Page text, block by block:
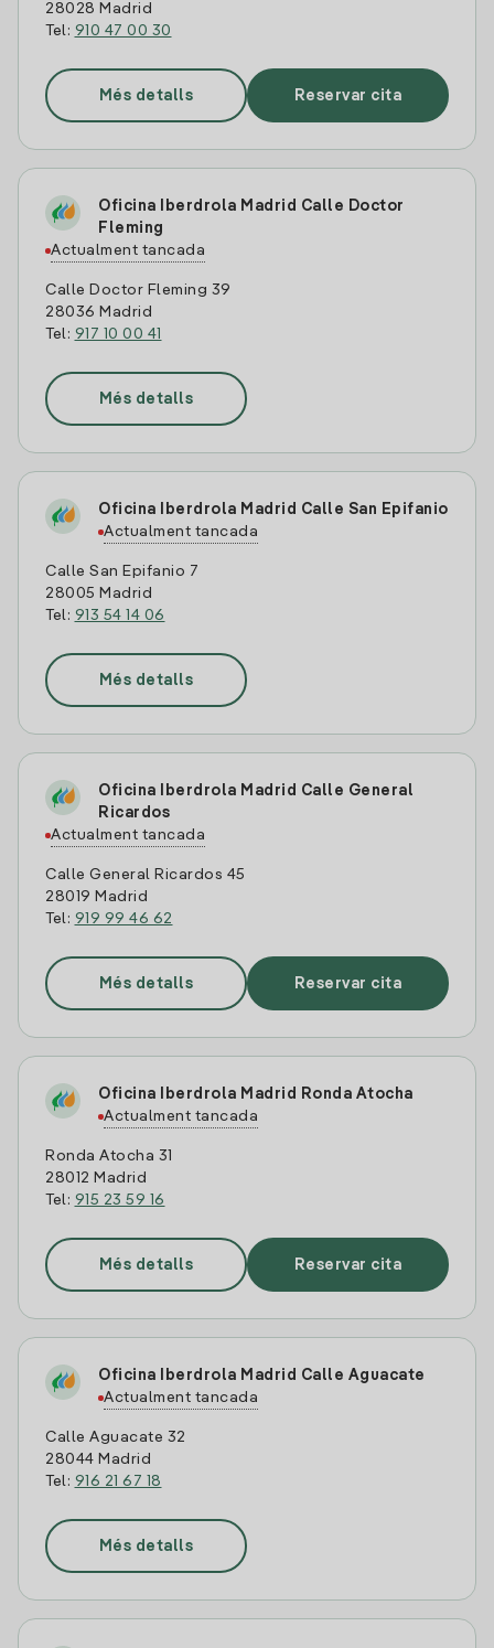
28028 Madrid
Tel: 910 47 00 30
Més detalls Reservar cita
Oficina Iberdrola Madrid Calle Doctor
Fleming
Actualment tancada
Calle Doctor Fleming 39
28036 Madrid
Tel: 917 10 00 41
Més detalls
Oficina Iberdrola Madrid Calle San Epifanio
Actualment tancada
Calle San Epifanio 7
28005 Madrid
Tel: 913 54 14 06
Més detalls
Oficina Iberdrola Madrid Calle General
Ricardos
Actualment tancada
Calle General Ricardos 45
28019 Madrid
Tel: 919 99 46 62
Més detalls Reservar cita
Oficina Iberdrola Madrid Ronda Atocha
Actualment tancada
Ronda Atocha 31
28012 Madrid
Tel: 915 23 59 16
Més detalls Reservar cita
Oficina Iberdrola Madrid Calle Aguacate
Actualment tancada
Calle Aguacate 32
28044 Madrid
Tel: 916 21 67 18
Més detalls